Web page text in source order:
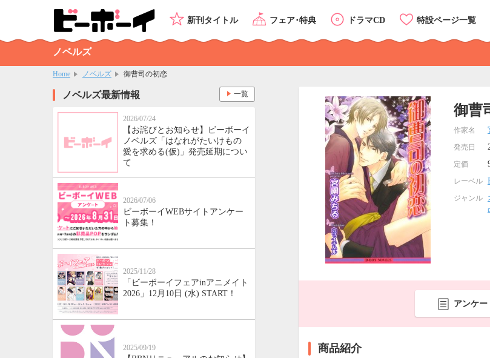
新刊タイトル フェア･特典 ドラマCD 特設ページ一覧
ノベルズ
Home ノベルズ 御曹司の初恋
御曹
作家名
発売日
定価
レーベル
ジャンル
アンケー
商品紹介
ノベルズ最新情報
2026/07/24
【お詫びとお知らせ】ビーボーイ
ノベルズ「はなれがたいけもの
愛を求める(仮)」発売延期につい
て
2026/07/06
ビーボーイWEBサイトアンケー
ト募集！
2025/11/28
「ビーボーイフェアinアニメイト
2026」12月10日 (水) START！
2025/09/19
一覧